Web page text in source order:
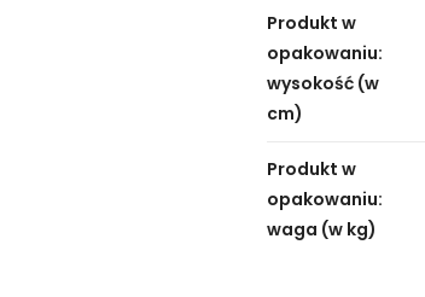
Produkt w
opakowaniu:
wysokość (w
cm)
Produkt w
opakowaniu:
waga (w kg)